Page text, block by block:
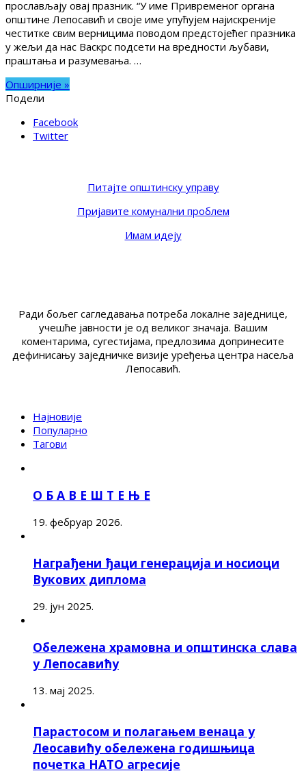
прослављају овај празник. “У име Привременог органа
општине Лепосавић и своје име упућујем најискреније
честитке свим верницима поводом предстојећег празника
у жељи да нас Васкрс подсети на вредности љубави,
праштања и разумевања. …
Опширније »
Подели
Facebook
Twitter
Питајте општинску управу
Пријавите комунални проблем
Имам идеју
Ради бољег сагледавања потреба локалне заједнице,
учешће јавности је од великог значаја. Вашим
коментарима, сугестијама, предлозима допринесите
дефинисању заједничке визије уређења центра насеља
Лепосавић.
Најновије
Популарно
Тагови
О Б А В Е Ш Т Е Њ Е
19. фебруар 2026.
Награђени ђаци генерација и носиоци
Вукових диплома
29. јун 2025.
Обележена храмовна и општинска слава
у Лепосавићу
13. мај 2025.
Парастосом и полагањем венаца у
Леосавићу обележена годишњица
почетка НАТО агресије